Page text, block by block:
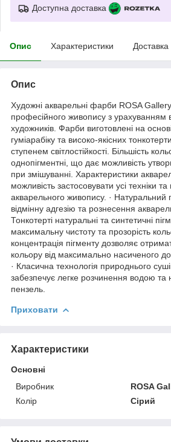
Доступна доставка
Опис Характеристики Доставка
Опис
Художні акварельні фарби ROSA
професійного живопису з урахуванням
художників. Фарби виготовлені на
гуміарабіку та високо-якісних
ступенем світлостійкості. Більшість
однопігментні, що дає можливість
при змішуванні. Характеристики
можливість застосовувати усі техніки
акварельного живопису. · Натуральний
відмінну адгезію та рознесення
Тонкотерті натуральні та синтетичні
максимальну чистоту та прозорість
концентрація пігменту дозволяє
кольору від максимально насиченого
· Класична технологія природнього
забезпечує легке розчинення водою та
пензель.
Приховати
Характеристики
Основні
Виробник
ROSA
Колір
Сірий